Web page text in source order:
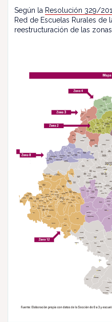
Según la Resolución 329/
Red de Escuelas Rurales de
reestructuración de las zonas